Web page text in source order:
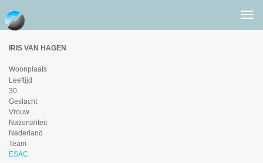
IRIS VAN HAGEN
Woonplaats
Leeftijd
30
Geslacht
Vrouw
Nationaliteit
Nederland
Team
ESAC